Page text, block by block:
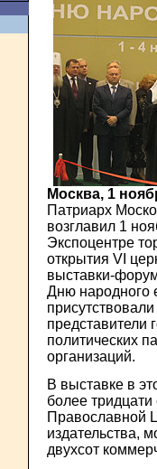
Москва, 1
Патриарх
возглавил 1
Экспоцентре
открытия VI
выставки-
Дню народного
представители
политических
организаций.
В выставке в
более
Православной
издательства,
двухсот